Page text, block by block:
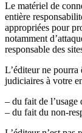
Le matériel de
entière
appropriées pour
notamment
responsable des
L’éditeur ne pourra
judiciaires à votre
– du fait de l’usage
– du fait du non-